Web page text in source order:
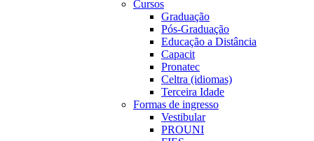
Cursos
Graduação
Pós-Graduação
Educação a Distância
Capacit
Pronatec
Celtra (idiomas)
Terceira Idade
Formas de ingresso
Vestibular
PROUNI